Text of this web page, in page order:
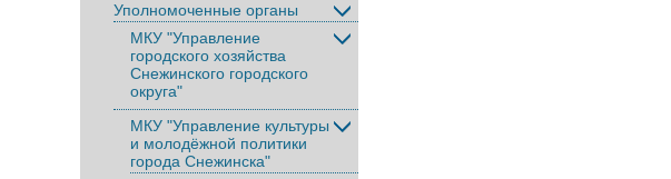
Уполномоченные органы
МКУ "Управление
городского хозяйства
Снежинского городского
округа"
МКУ "Управление культуры
и молодёжной политики
города Снежинска"